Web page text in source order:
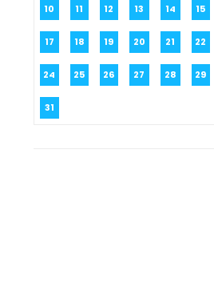
10 11 12 13 14 15
17 18 19 20 21 22
24 25 26 27 28 29
31